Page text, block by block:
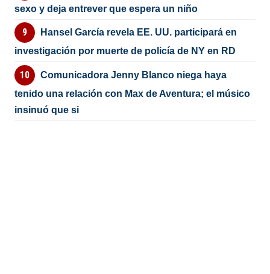
sexo y deja entrever que espera un niño
Hansel García revela EE. UU. participará en
investigación por muerte de policía de NY en RD
Comunicadora Jenny Blanco niega haya
tenido una relación con Max de Aventura; el músico
insinuó que si